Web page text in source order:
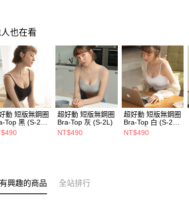
也在看
動 短版無鋼圈
Top 黑 (S-2L)
購】
超好動 短版無鋼圈
Bra-Top 灰 (S-2L)
NT$490
超好動 短版無鋼圈
Bra-Top 白 (S-2L)
【L預購】
NT$490
興趣的商品 全站排行